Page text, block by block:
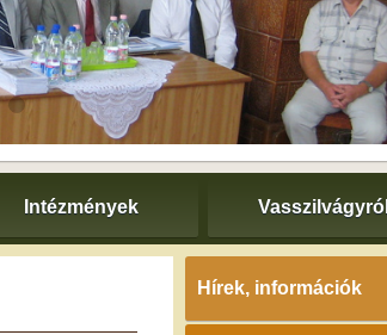
Intézmények Vasszilvágyról
Hírek, információk